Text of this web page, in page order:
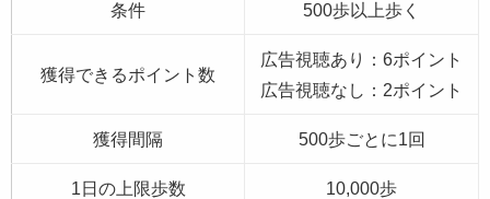
条件 500歩以上歩く
獲得できるポイント数
広告視聴あり：6ポイント
広告視聴なし：2ポイント
獲得間隔 500歩ごとに1回
1日の上限歩数 10,000歩